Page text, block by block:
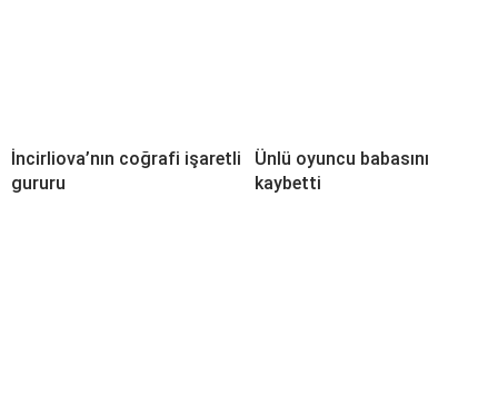
İncirliova’nın coğrafi işaretli
gururu
Ünlü oyuncu babasını
kaybetti